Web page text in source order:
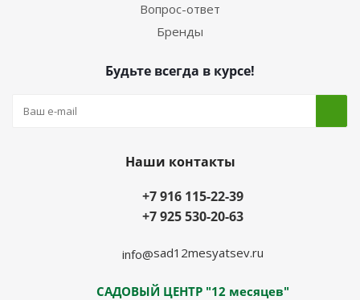
Вопрос-ответ
Бренды
Будьте всегда в курсе!
Наши контакты
+7 916 115-22-39
+7 925 530-20-63
info@sad12mesyatsev.ru
САДОВЫЙ ЦЕНТР "12 месяцев"